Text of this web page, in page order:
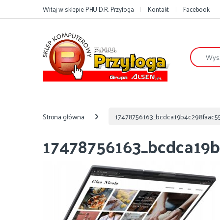
Przejdź do nawigacji
Przejdź do treściWitaj w sklepie PHU D.R. Przyłoga Kontakt Facebook
Szukaj:
Strona główna